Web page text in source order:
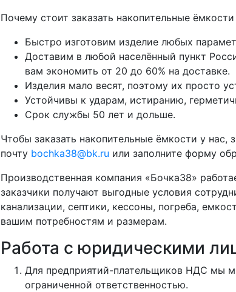
Почему стоит заказать накопительные ёмкости
Быстро изготовим изделие любых
Доставим в любой населённый пункт
вам экономить от 20 до 60% на доставке.
Изделия мало весят, поэтому их просто
Устойчивы к ударам, истиранию,
Срок службы 50 лет и дольше.
Чтобы заказать накопительные ёмкости у нас,
почту bochka38@bk.ru или заполните форму
Производственная компания «Бочка38»
заказчики получают выгодные условия
канализации, септики, кессоны, погреба,
вашим потребностям и размерам.
Работа с юридическими
Для предприятий-плательщиков НДС мы
ограниченной ответственностью.